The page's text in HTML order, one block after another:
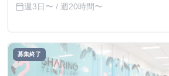
calendar_today週3日〜 / 週20時間〜
募集終了